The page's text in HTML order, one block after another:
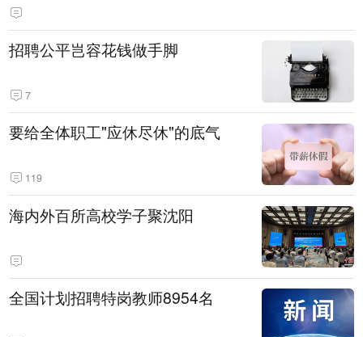
招聘公平岂容花钱做手脚
7
要给全体职工"应休尽休"的底气
119
海内外百所高校学子聚沈阳
全国计划招聘特岗教师8954名